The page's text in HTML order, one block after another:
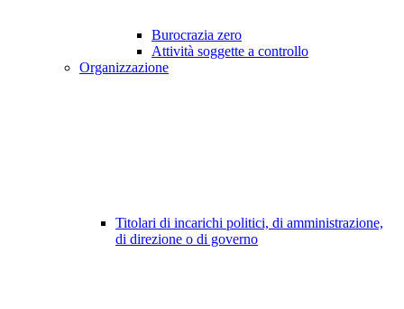
Burocrazia zero
Attività soggette a controllo
Organizzazione
Titolari di incarichi politici, di amministrazione,
di direzione o di governo